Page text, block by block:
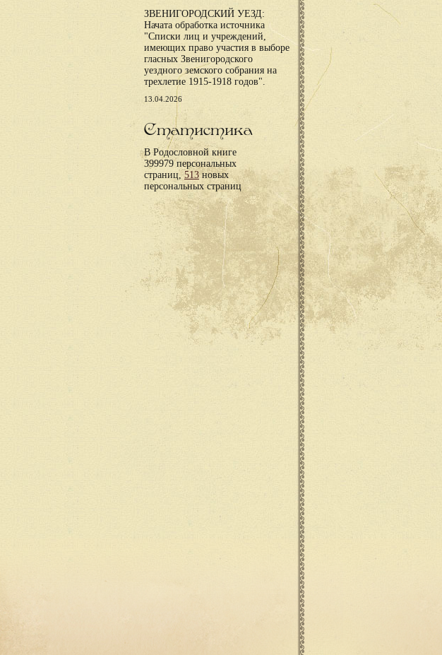
ЗВЕНИГОРОДСКИЙ УЕЗД:
Начата обработка источника
"Списки лиц и учреждений,
имеющих право участия в выборе
гласных Звенигородского
уездного земского собрания на
трехлетие 1915-1918 годов".
13.04.2026
Статистика
В Родословной книге
399979 персональных
страниц,513новых
персональных страниц